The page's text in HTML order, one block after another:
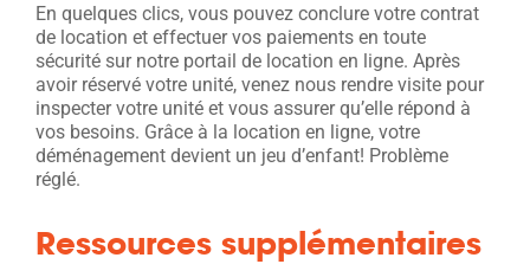
En quelques clics, vous pouvez conclure votre contrat
de location et effectuer vos paiements en toute
sécurité sur notre portail de location en ligne. Après
avoir réservé votre unité, venez nous rendre visite pour
inspecter votre unité et vous assurer qu’elle répond à
vos besoins. Grâce à la location en ligne, votre
déménagement devient un jeu d’enfant! Problème
réglé.
Ressources supplémentaires